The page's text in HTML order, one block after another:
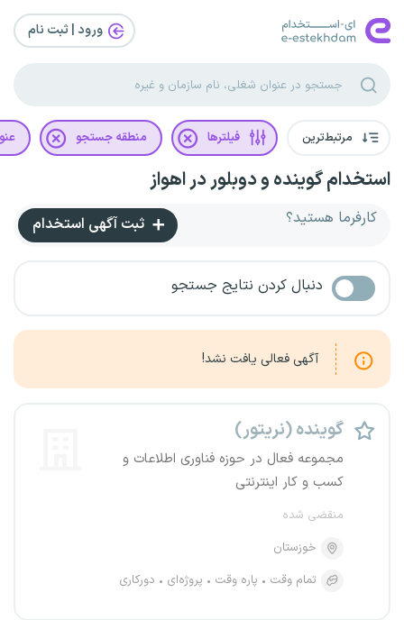
ورود | ثبت‌ نام
مرتبط‌ترین فیلترها منطقه جستجو
استخدام گوینده و دوبلور در اهواز
کارفرما هستید؟ ثبت آگهی استخدام
دنبال کردن نتایج جستجو
آگهی فعالی یافت نشد!
گوینده (نریتور)
مجموعه فعال در حوزه فناوری اطلاعات و
کسب و کار اینترنتی
منقضی شده
خوزستان
تمام وقت
پاره وقت پروژه‌ای دورکاری